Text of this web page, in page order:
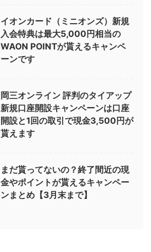
イオンカード（ミニオンズ）新規
入会特典は最大5,000円相当の
WAON POINTが貰えるキャンペ
ーンです
岡三オンライン 評判のタイアップ
新規口座開設キャンペーンは口座
開設と1回の取引で現金3,500円が
貰えます
まだ貰ってないの？終了間近の現
金やポイントが貰えるキャンペー
ンまとめ【3月末まで】